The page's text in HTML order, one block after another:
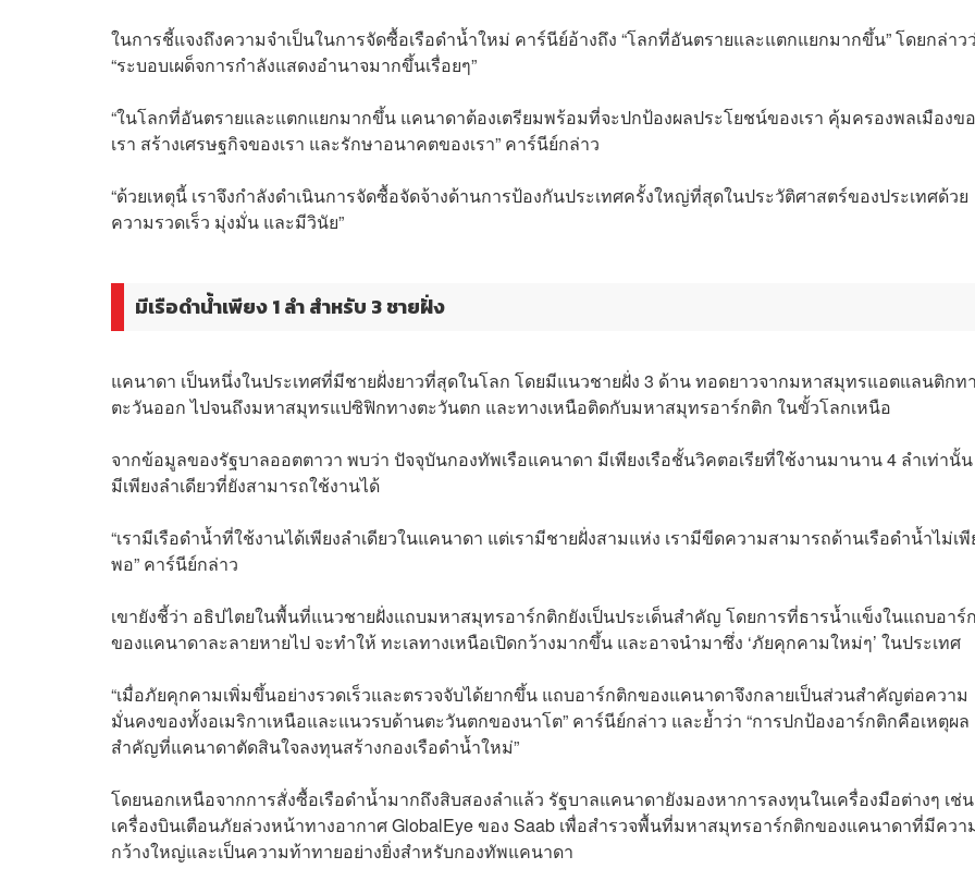
ในการชี้แจงถึงความจำเป็นในการจัดซื้อเรือดำน้ำใหม่ คาร์นีย์อ้างถึง “โลกที่อันตรายและแตกแยกมากขึ้น” โดยกล่าว
“ระบอบเผด็จการกำลังแสดงอำนาจมากขึ้นเรื่อยๆ”
“ในโลกที่อันตรายและแตกแยกมากขึ้น แคนาดาต้องเตรียมพร้อมที่จะปกป้องผลประโยชน์ของเรา คุ้มครองพลเมืองข
เรา สร้างเศรษฐกิจของเรา และรักษาอนาคตของเรา” คาร์นีย์กล่าว
“ด้วยเหตุนี้ เราจึงกำลังดำเนินการจัดซื้อจัดจ้างด้านการป้องกันประเทศครั้งใหญ่ที่สุดในประวัติศาสตร์ของประเทศด้วย
ความรวดเร็ว มุ่งมั่น และมีวินัย”
มีเรือดำน้ำเพียง 1 ลำ สำหรับ 3 ชายฝั่ง
แคนาดา เป็นหนึ่งในประเทศที่มีชายฝั่งยาวที่สุดในโลก โดยมีแนวชายฝั่ง 3 ด้าน ทอดยาวจากมหาสมุทรแอตแลนติกท
ตะวันออก ไปจนถึงมหาสมุทรแปซิฟิกทางตะวันตก และทางเหนือติดกับมหาสมุทรอาร์กติก ในขั้วโลกเหนือ
จากข้อมูลของรัฐบาลออตตาวา พบว่า ปัจจุบันกองทัพเรือแคนาดา มีเพียงเรือชั้นวิคตอเรียที่ใช้งานมานาน 4 ลำเท่านั้
มีเพียงลำเดียวที่ยังสามารถใช้งานได้
“เรามีเรือดำน้ำที่ใช้งานได้เพียงลำเดียวในแคนาดา แต่เรามีชายฝั่งสามแห่ง เรามีขีดความสามารถด้านเรือดำน้ำไม่เพี
พอ” คาร์นีย์กล่าว
เขายังชี้ว่า อธิปไตยในพื้นที่แนวชายฝั่งแถบมหาสมุทรอาร์กติกยังเป็นประเด็นสำคัญ โดยการที่ธารน้ำแข็งในแถบอาร์
ของแคนาดาละลายหายไป จะทำให้ ทะเลทางเหนือเปิดกว้างมากขึ้น และอาจนำมาซึ่ง ‘ภัยคุกคามใหม่ๆ’ ในประเทศ
“เมื่อภัยคุกคามเพิ่มขึ้นอย่างรวดเร็วและตรวจจับได้ยากขึ้น แถบอาร์กติกของแคนาดาจึงกลายเป็นส่วนสำคัญต่อความ
มั่นคงของทั้งอเมริกาเหนือและแนวรบด้านตะวันตกของนาโต” คาร์นีย์กล่าว และย้ำว่า “การปกป้องอาร์กติกคือเหตุผล
สำคัญที่แคนาดาตัดสินใจลงทุนสร้างกองเรือดำน้ำใหม่”
โดยนอกเหนือจากการสั่งซื้อเรือดำน้ำมากถึงสิบสองลำแล้ว รัฐบาลแคนาดายังมองหาการลงทุนในเครื่องมือต่างๆ เช่น
เครื่องบินเตือนภัยล่วงหน้าทางอากาศ GlobalEye ของ Saab เพื่อสำรวจพื้นที่มหาสมุทรอาร์กติกของแคนาดาที่มีควา
กว้างใหญ่และเป็นความท้าทายอย่างยิ่งสำหรับกองทัพแคนาดา